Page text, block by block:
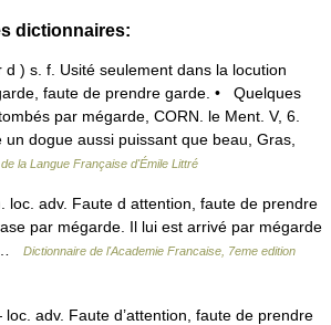
dictionnaires:
) s. f. Usité seulement dans la locution
faute de prendre garde. • Quelques
par mégarde, CORN. le Ment. V, 6.
dogue aussi puissant que beau, Gras,
la Langue Française d'Émile Littré
loc. adv. Faute d attention, faute de prendre
par mégarde. Il lui est arrivé par mégarde
…
Dictionnaire de l'Academie Francaise, 7eme edition
adv. Faute d’attention, faute de prendre